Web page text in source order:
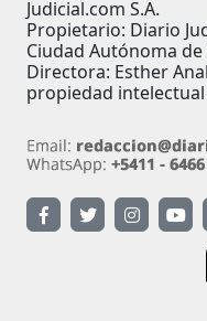
Judicial.com S.A.
Propietario: Diario
Ciudad Autónoma de
Directora: Esther
propiedad intelectual